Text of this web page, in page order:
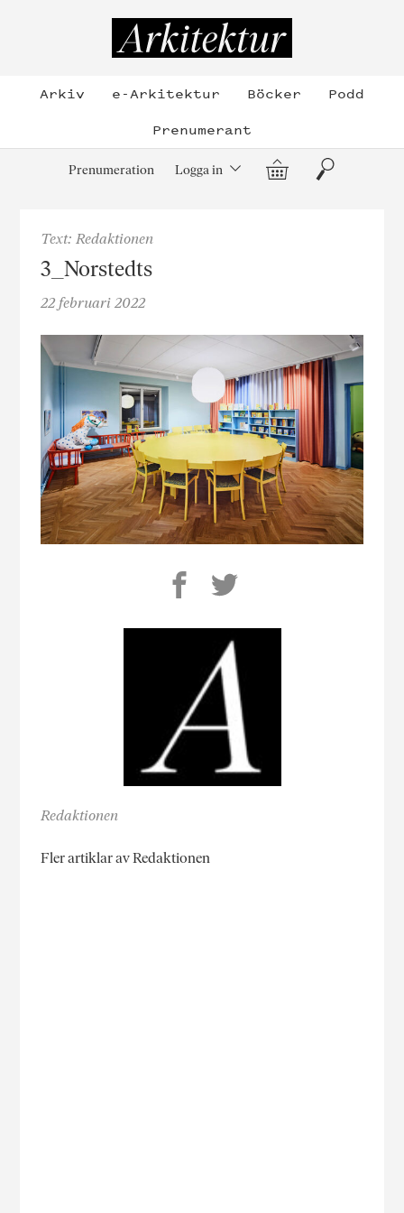
Arkiv e-Arkitektur Böcker
Podd
Prenumerant
Prenumeration Logga in Varukorg
Sök
Text: Redaktionen
3_Norstedts
22 februari 2022
Redaktionen
Fler artiklar av Redaktionen